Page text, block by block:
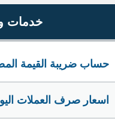
خدمات
حساب ضريبة القيمة
اسعار صرف العملات